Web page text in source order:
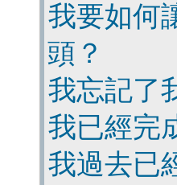
我要如何
頭？
我忘記了
我已經完
我過去已